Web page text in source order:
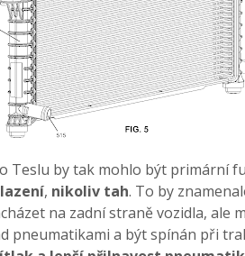
Teslu by tak mohlo být primární
, nikoliv tah. To by
na zadní straně vozidla, ale
pneumatikami a být spínán při